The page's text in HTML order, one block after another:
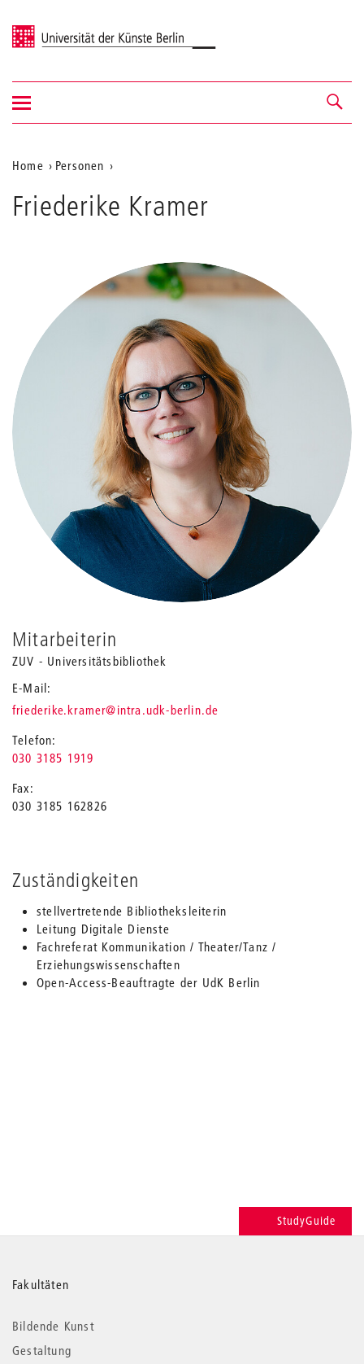
Universität der Künste Berlin
Navigation &
Suche
Navigation
ein-/ausblenden
Aktuelle
Position
auf
Home
Personen
Friederike Kramer
Mitarbeiterin
ZUV - Universitätsbibliothek
E-Mail
friederike.kramer_
@intra.udk-berlin.de
Telefon
030 3185 1919
Fax
030 3185 162826
Zuständigkeiten
stellvertretende Bibliotheksleiterin
Leitung Digitale Dienste
Fachreferat Kommunikation / Theater/Tanz /
Erziehungswissenschaften
Open-Access-Beauftragte der UdK Berlin
StudyGuide
Weitere
Informationen
Fakultäten
Bildende Kunst
Gestaltung